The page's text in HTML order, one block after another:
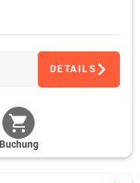
DETAILS
Buchung